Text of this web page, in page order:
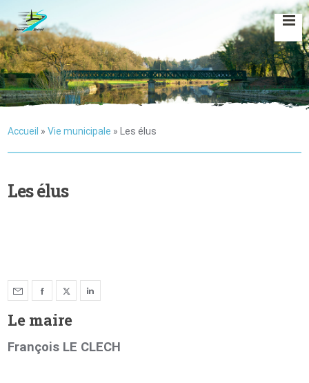
Accueil »Vie municipale » Les élus
Les élus
Le maire
François LE CLECH